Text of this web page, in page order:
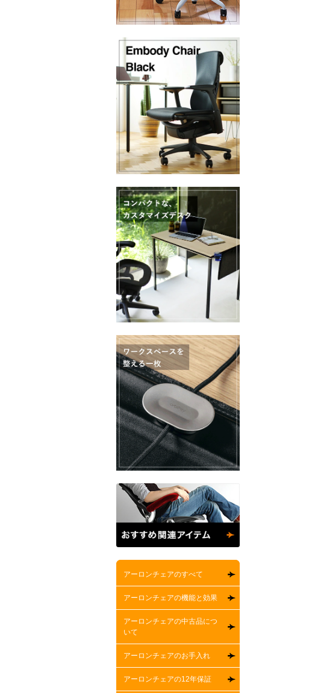
アーロンチェアのすべて
アーロンチェアの機能と効果
アーロンチェアの中古品につ
いて
アーロンチェアのお手入れ
アーロンチェアの12年保証